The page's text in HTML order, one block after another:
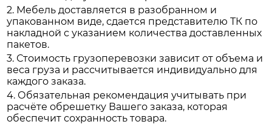
2. Мебель доставляется в разобранном и
упакованном виде, сдается представителю ТК по
накладной с указанием количества доставленных
пакетов.
3. Стоимость грузоперевозки зависит от объема и
веса груза и рассчитывается индивидуально для
каждого заказа.
4. Обязательная рекомендация учитывать при
расчёте обрешетку Вашего заказа, которая
обеспечит сохранность товара.